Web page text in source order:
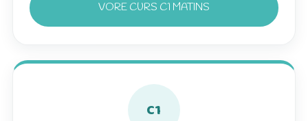
VORE CURS C1 MATINS
C1